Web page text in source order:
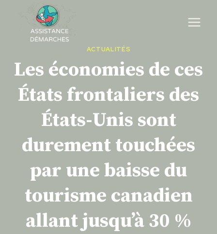
content
ACTUALITÉS
Les économies de ces
États frontaliers des
États-Unis sont
durement touchées
par une baisse du
tourisme canadien
allant jusqu’à 30 %